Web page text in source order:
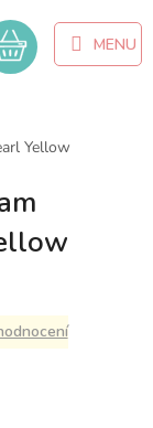
Nákupní
košík
Yellow